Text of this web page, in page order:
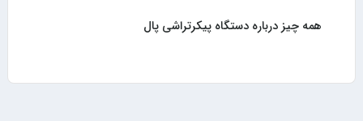
همه چیز درباره دستگاه پیکرتراشی پال